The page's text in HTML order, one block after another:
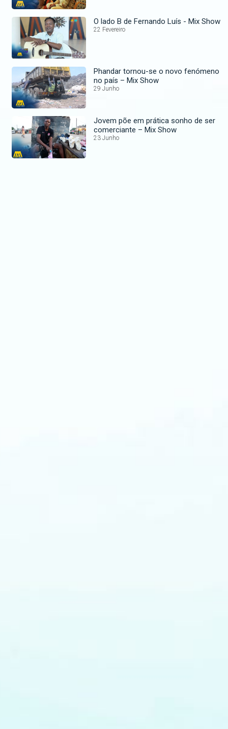
O lado B de Fernando Luís - Mix Show
22 Fevereiro
Phandar tornou-se o novo fenómeno
no país – Mix Show
29 Junho
Jovem põe em prática sonho de ser
comerciante – Mix Show
23 Junho